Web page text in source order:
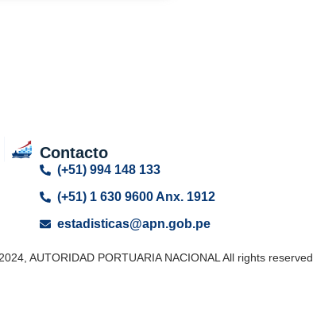
Contacto
(+51) 994 148 133
(+51) 1 630 9600 Anx. 1912
estadisticas@apn.gob.pe
AUTORIDAD PORTUARIA NACIONAL All rights reserved.